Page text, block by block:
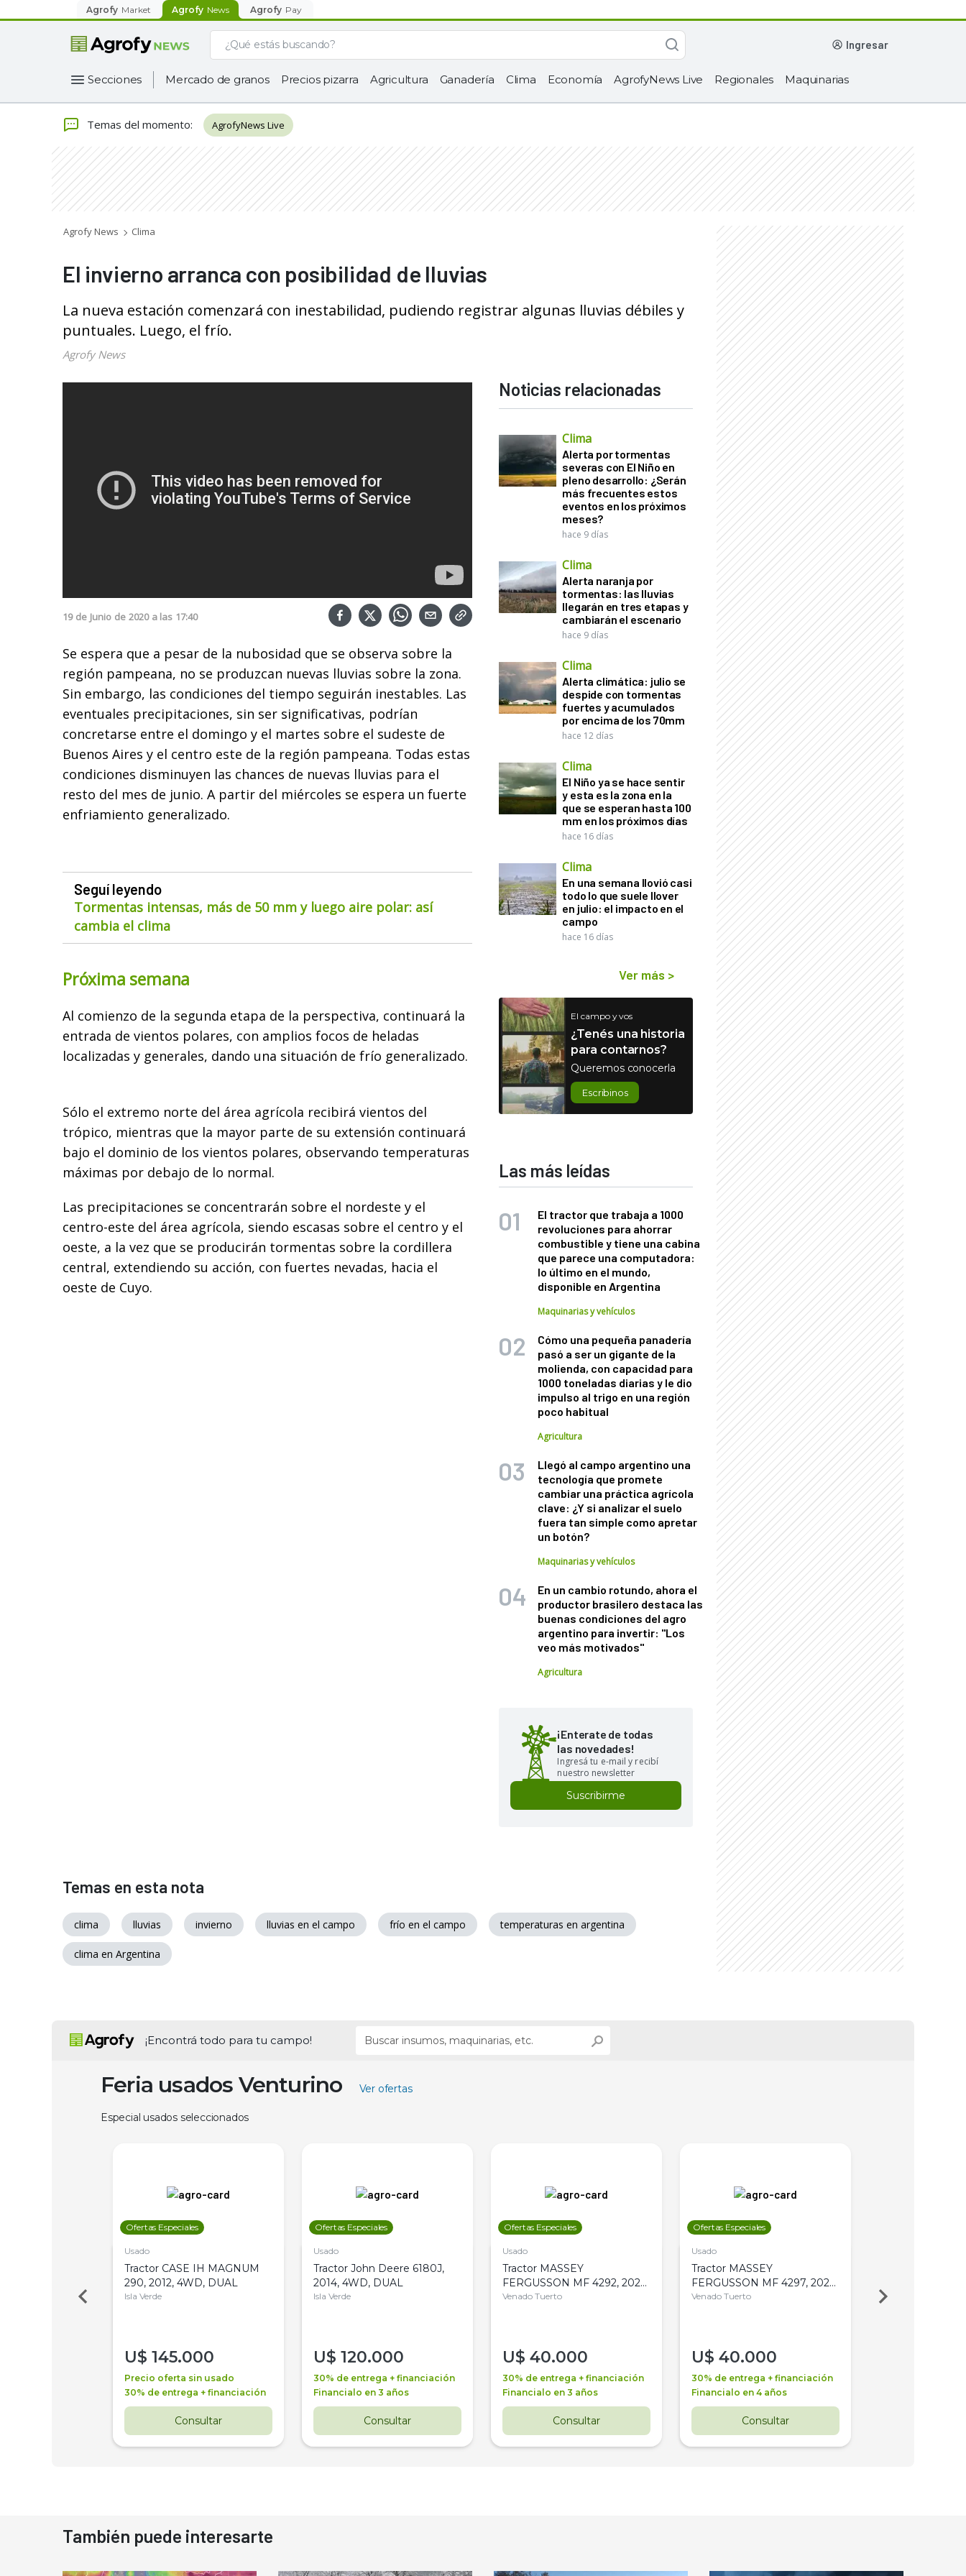
Agrofy Market Agrofy News Agrofy Pay
ingresar
Secciones Mercado de granos Precios pizarra Agricultura Ganadería Clima Economía AgrofyNews Live Regionales Maquinarias
Temas del momento: AgrofyNews Live
Agrofy News Clima
El invierno arranca con posibilidad de lluvias
La nueva estación comenzará con inestabilidad, pudiendo registrar algunas lluvias débiles y
puntuales. Luego, el frío.
Agrofy News
19 de Junio de 2020 a las 17:40
Se espera que a pesar de la nubosidad que se observa sobre la
región pampeana, no se produzcan nuevas lluvias sobre la zona.
Sin embargo, las condiciones del tiempo seguirán inestables. Las
eventuales precipitaciones, sin ser significativas, podrían
concretarse entre el domingo y el martes sobre el sudeste de
Buenos Aires y el centro este de la región pampeana. Todas estas
condiciones disminuyen las chances de nuevas lluvias para el
resto del mes de junio. A partir del miércoles se espera un fuerte
enfriamiento generalizado.
Seguí leyendo
Tormentas intensas, más de 50 mm y luego aire polar: así
cambia el clima
Próxima semana
Al comienzo de la segunda etapa de la perspectiva, continuará la
entrada de vientos polares, con amplios focos de heladas
localizadas y generales, dando una situación de frío generalizado.
Sólo el extremo norte del área agrícola recibirá vientos del
trópico, mientras que la mayor parte de su extensión continuará
bajo el dominio de los vientos polares, observando temperaturas
máximas por debajo de lo normal.
Las precipitaciones se concentrarán sobre el nordeste y el
centro-este del área agrícola, siendo escasas sobre el centro y el
oeste, a la vez que se producirán tormentas sobre la cordillera
central, extendiendo su acción, con fuertes nevadas, hacia el
oeste de Cuyo.
Noticias relacionadas
Clima
Alerta por tormentas
severas con El Niño en
pleno desarrollo: ¿Serán
más frecuentes estos
eventos en los próximos
meses?
hace 9 días
Clima
Alerta naranja por
tormentas: las lluvias
llegarán en tres etapas y
cambiarán el escenario
hace 9 días
Clima
Alerta climática: julio se
despide con tormentas
fuertes y acumulados
por encima de los 70mm
hace 12 días
Clima
El Niño ya se hace sentir
y esta es la zona en la
que se esperan hasta 100
mm en los próximos días
hace 16 días
Clima
En una semana llovió casi
todo lo que suele llover
en julio: el impacto en el
campo
hace 16 días
Ver más >
El campo y vos
¿Tenés una historia
para contarnos?
Queremos conocerla
Escribinos
Las más leídas
El tractor que trabaja a 1000
revoluciones para ahorrar
combustible y tiene una cabina
que parece una computadora:
lo último en el mundo,
disponible en Argentina
Maquinarias y vehículos
Cómo una pequeña panadería
pasó a ser un gigante de la
molienda, con capacidad para
1000 toneladas diarias y le dio
impulso al trigo en una región
poco habitual
Agricultura
Llegó al campo argentino una
tecnología que promete
cambiar una práctica agrícola
clave: ¿Y si analizar el suelo
fuera tan simple como apretar
un botón?
Maquinarias y vehículos
En un cambio rotundo, ahora el
productor brasilero destaca las
buenas condiciones del agro
argentino para invertir: "Los
veo más motivados"
Agricultura
¡Enterate de todas
las novedades!
Ingresá tu e-mail y recibí
nuestro newsletter
Suscribirme
Temas en esta nota
clima lluvias invierno lluvias en el campo frío en el campo temperaturas en argentina
clima en Argentina
¡Encontrá todo para tu campo!
Feria usados Venturino Ver ofertas
Especial usados seleccionados
Ofertas Especiales
Usado
Tractor CASE IH MAGNUM
290, 2012, 4WD, DUAL
Isla Verde
U$ 145.000
Precio oferta sin usado
30% de entrega + financiación
Consultar
Ofertas Especiales
Usado
Tractor John Deere 6180J,
2014, 4WD, DUAL
Isla Verde
U$ 120.000
30% de entrega + financiación
Financialo en 3 años
Consultar
Ofertas Especiales
Usado
Tractor MASSEY
FERGUSSON MF 4292, 2020,
4WD, PATON
Venado Tuerto
U$ 40.000
30% de entrega + financiación
Financialo en 3 años
Consultar
Ofertas Especiales
Usado
Tractor MASSEY
FERGUSSON MF 4297, 2020,
4WD, PATON
Venado Tuerto
U$ 40.000
30% de entrega + financiación
Financialo en 4 años
Consultar
Venado Tuerto
También puede interesarte